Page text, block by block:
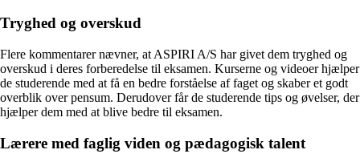
Tryghed og overskud
Flere kommentarer nævner, at ASPIRI A/S har givet dem tryghed og
overskud i deres forberedelse til eksamen. Kurserne og videoer hjælper
de studerende med at få en bedre forståelse af faget og skaber et godt
overblik over pensum. Derudover får de studerende tips og øvelser, der
hjælper dem med at blive bedre til eksamen.
Lærere med faglig viden og pædagogisk talent